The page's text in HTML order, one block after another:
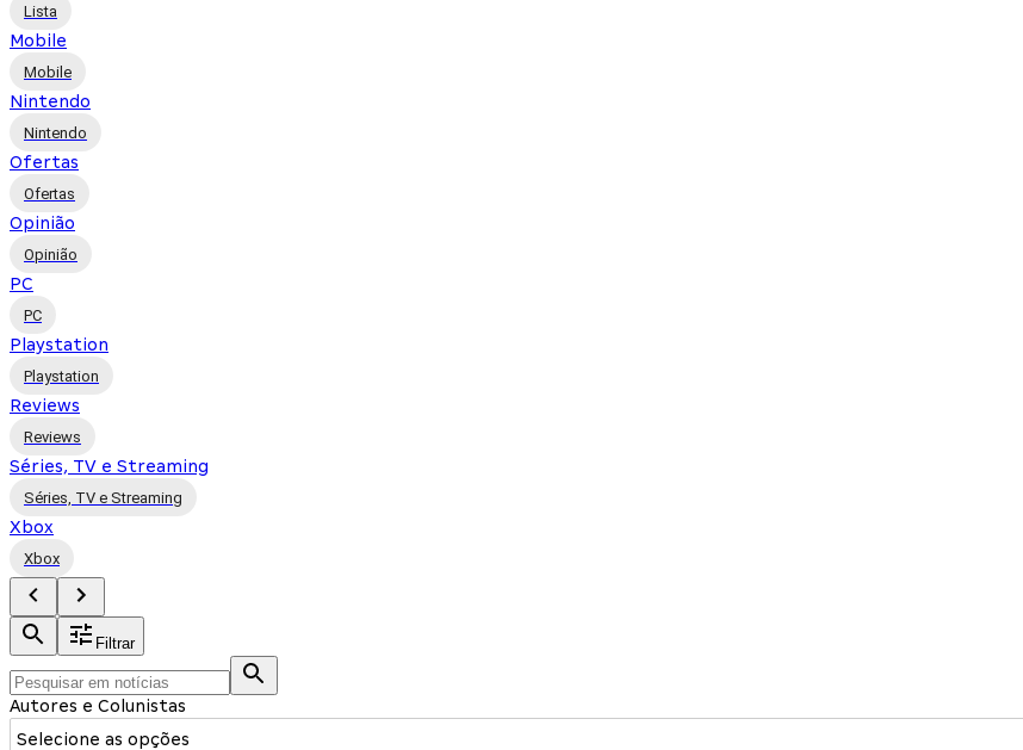
Lista
Mobile
Mobile
Nintendo
Nintendo
Ofertas
Ofertas
Opinião
Opinião
PC
PC
Playstation
Playstation
Reviews
Reviews
Séries, TV e Streaming
Séries, TV e Streaming
Xbox
Xbox
Filtrar
Autores e Colunistas
Selecione as opções